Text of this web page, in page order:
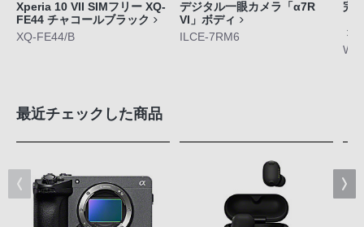
Xperia 10 VII SIMフリー XQ-
FE44 チャコールブラック
XQ-FE44/B
デジタル一眼カメラ「α7R
VI」ボディ
ILCE-7RM6
完
最近チェックした商品